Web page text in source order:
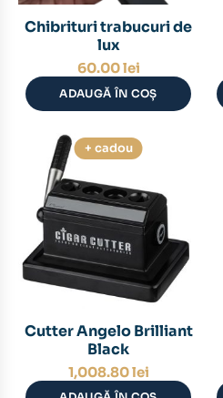
Chibrituri trabucuri de
lux
60.00lei
ADAUGĂ ÎN COȘ
+ cadou
Cutter Angelo Brilliant
Black
1,008.80lei